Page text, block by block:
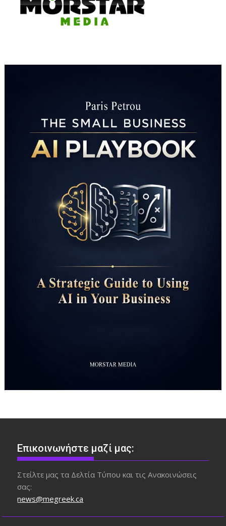
Επικοινωνήστε μαζί μας:
Στείλτε μας τα Δελτία Τύπου και τις Ανακοινώσεις
σας:
news@megreek.ca